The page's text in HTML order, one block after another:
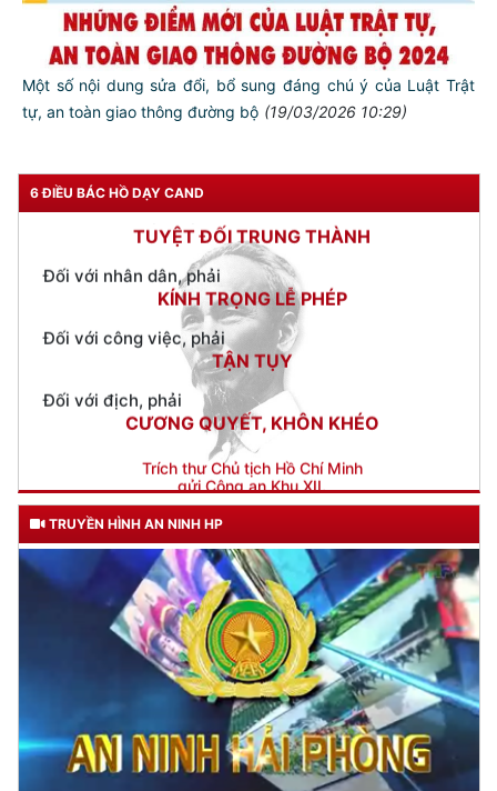
Một số nội dung sửa đổi, bổ sung đáng chú ý của Luật Trật
tự, an toàn giao thông đường bộ (19/03/2026 10:29)
6 ĐIỀU BÁC HỒ DẠY CAND
Đối với tự mình, phải
CẦN, KIỆM, LIÊM, CHÍNH
Đối với đồng sự, phải
THÂN ÁI GIÚP ĐỠ
Đối với nhân dân, phải
KÍNH TRỌNG LỄ PHÉP
Đối với công việc, phải
TẬN TỤY
Đối với địch, phải
CƯƠNG QUYẾT, KHÔN KHÉO
Trích thư Chủ tịch Hồ Chí Minh
gửi Công an Khu XII,
ngày 11 tháng 3 năm 1948.
TRUYỀN HÌNH AN NINH HP